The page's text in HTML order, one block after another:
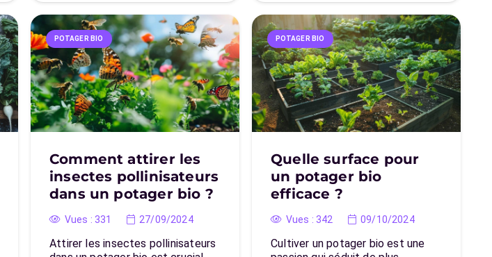
POTAGER BIO
Comment attirer les
insectes pollinisateurs
dans un potager bio ?
Vues : 331 27/09/2024
Attirer les insectes pollinisateurs
POTAGER BIO
Quelle surface pour
un potager bio
efficace ?
Vues : 342 09/10/2024
Cultiver un potager bio est une